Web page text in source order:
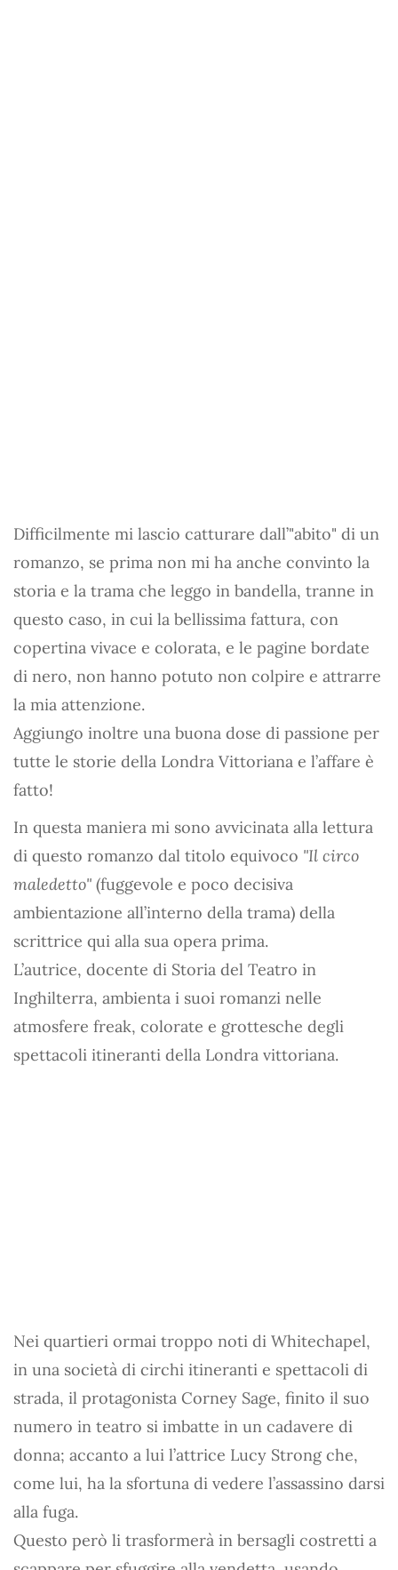
Difficilmente mi lascio catturare dall’"abito" di un
romanzo, se prima non mi ha anche convinto la
storia e la trama che leggo in bandella, tranne in
questo caso, in cui la bellissima fattura, con
copertina vivace e colorata, e le pagine bordate
di nero, non hanno potuto non colpire e attrarre
la mia attenzione.
Aggiungo inoltre una buona dose di passione per
tutte le storie della Londra Vittoriana e l’affare è
fatto!
In questa maniera mi sono avvicinata alla lettura
di questo romanzo dal titolo equivoco "Il circo
maledetto" (fuggevole e poco decisiva
ambientazione all’interno della trama) della
scrittrice qui alla sua opera prima.
L’autrice, docente di Storia del Teatro in
Inghilterra, ambienta i suoi romanzi nelle
atmosfere freak, colorate e grottesche degli
spettacoli itineranti della Londra vittoriana.
Nei quartieri ormai troppo noti di Whitechapel,
in una società di circhi itineranti e spettacoli di
strada, il protagonista Corney Sage, finito il suo
numero in teatro si imbatte in un cadavere di
donna; accanto a lui l’attrice Lucy Strong che,
come lui, ha la sfortuna di vedere l’assassino darsi
alla fuga.
Questo però li trasformerà in bersagli costretti a